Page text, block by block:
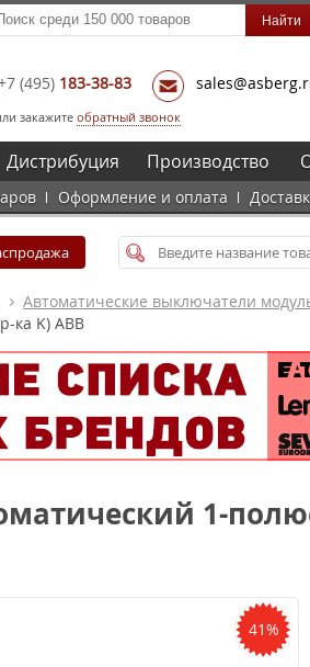
(495) 183-38-83
закажитеобратный звонок
Оформление и оплата
Дистрибуция Производство
Автоматические выключатели
ка K) ABB
1-
41%